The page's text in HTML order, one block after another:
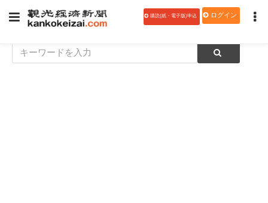
購読(紙・電子版)申込 ログイン